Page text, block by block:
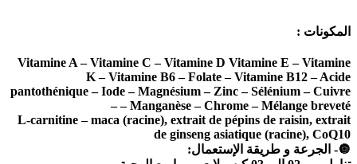
المكونات :
Vitamine A – Vitamine C – Vitamine D Vitamine E – Vitamine
K – Vitamine B6 – Folate – Vitamine B12 – Acide
pantothénique – Iode – Magnésium – Zinc – Sélénium – Cuivre
– Manganèse – Chrome – Mélange breveté –
L-carnitine – maca (racine), extrait de pépins de raisin, extrait
de ginseng asiatique (racine), CoQ10
🔘- الجرعة و طريقة الإستعمال: